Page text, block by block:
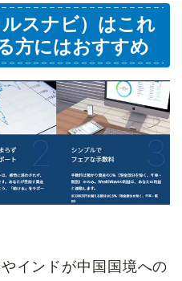
スナビ）はこれ
方にはおすすめ
インドが中国国境への